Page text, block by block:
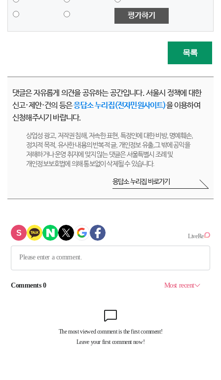
평가하기
목록
댓글은 자유롭게 의견을 공유하는 공간입니다. 서울시 정책에 대한
신고·제안·건의 등은응답소 누리집(전자민원사이트)을 이용하여
신청해주시기 바랍니다.
상업성 광고, 저작권 침해, 저속한 표현, 특정인에 대한 비방, 명예훼손,
정치적 목적, 유사한 내용의 반복적 글, 개인정보 유출,그 밖에 공익을
저해하거나 운영 취지에 맞지 않는 댓글은 서울특별시 조례 및
개인정보보호법에 의해 통보없이 삭제될 수 있습니다.
응답소 누리집 바로가기